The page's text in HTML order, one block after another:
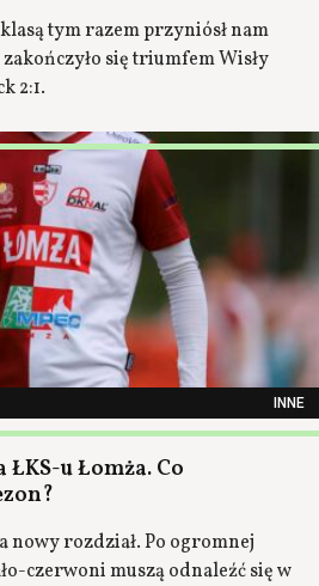
tym razem przyniósł nam
się triumfem Wisły
2:1.
INNE
u Łomża. Co
nowy rozdział. Po ogromnej
czerwoni muszą odnaleźć się w